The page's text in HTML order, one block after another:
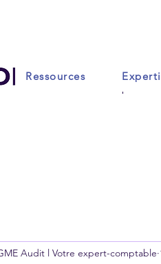
Ressources
Audit l Votre expert-comptable